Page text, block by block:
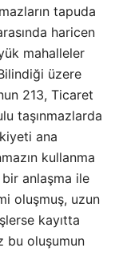
tapuda
haricen
mahalleler
üzere
213, Ticaret
taşınmazlarda
ana
kullanma
anlaşma ile
oluşmuş, uzun
kayıtta
bu oluşumun